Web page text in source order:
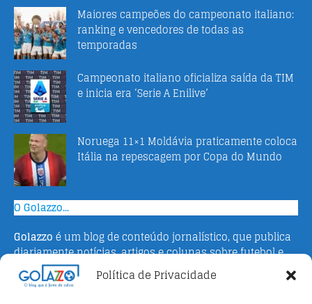
Política de Privacidade
Maiores campeões do campeonato italiano:
ranking e vencedores de todas as
temporadas
Campeonato italiano oficializa saída da TIM
e inicia era ‘Serie A Enilive’
Noruega 11×1 Moldávia praticamente coloca
Itália na repescagem por Copa do Mundo
O Golazzo...
Golazzo é um blog de conteúdo jornalístico, que publica
diariamente notícias, artigos e colunas sobre futebol e
campeonato italiano. Fundado em 2016 pelo jornalista
Adriano Bertin, o site tem como objetivo informar o